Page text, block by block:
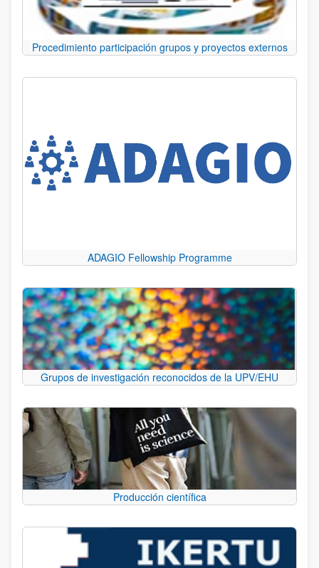
Procedimiento participación grupos y proyectos externos
ADAGIO Fellowship Programme
Grupos de investigación reconocidos de la UPV/EHU
Producción científica